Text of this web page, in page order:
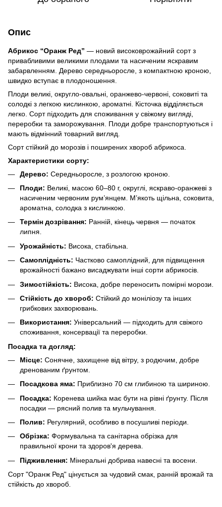
Опис
Абрикос “Оранж Ред” — новий високоврожайний сорт з
привабливими великими плодами та насиченим яскравим
забарвленням. Дерево середньоросле, з компактною кроною,
швидко вступає в плодоношення.
Плоди великі, округло-овальні, оранжево-червоні, соковиті та
солодкі з легкою кислинкою, ароматні. Кісточка відділяється
легко. Сорт підходить для споживання у свіжому вигляді,
переробки та заморожування. Плоди добре транспортуються і
мають відмінний товарний вигляд.
Сорт стійкий до морозів і поширених хвороб абрикоса.
Характеристики сорту:
Дерево: Середньоросле, з розлогою кроною.
Плоди: Великі, масою 60–80 г, округлі, яскраво-оранжеві з
насиченим червоним рум’янцем. М’якоть щільна, соковита,
ароматна, солодка з кислинкою.
Термін дозрівання: Ранній, кінець червня — початок
липня.
Урожайність: Висока, стабільна.
Самоплідність: Частково самоплідний, для підвищення
врожайності бажано висаджувати інші сорти абрикосів.
Зимостійкість: Висока, добре переносить помірні морози.
Стійкість до хвороб: Стійкий до моніліозу та інших
грибкових захворювань.
Використання: Універсальний — підходить для свіжого
споживання, консервації та переробки.
Посадка та догляд:
Місце: Сонячне, захищене від вітру, з родючим, добре
дренованим ґрунтом.
Посадкова яма: Приблизно 70 см глибиною та шириною.
Посадка: Коренева шийка має бути на рівні ґрунту. Після
посадки — рясний полив та мульчування.
Полив: Регулярний, особливо в посушливі періоди.
Обрізка: Формувальна та санітарна обрізка для
правильної крони та здоров'я дерева.
Підживлення: Мінеральні добрива навесні та восени.
Сорт "Оранж Ред" цінується за чудовий смак, ранній врожай та
стійкість до хвороб.